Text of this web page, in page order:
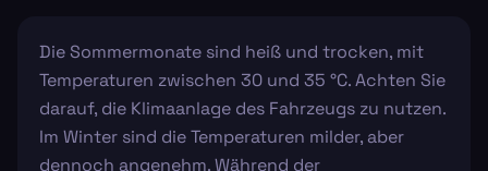
Die Sommermonate sind heiß und trocken, mit
Temperaturen zwischen 30 und 35 °C. Achten Sie
darauf, die Klimaanlage des Fahrzeugs zu nutzen.
Im Winter sind die Temperaturen milder, aber
dennoch angenehm. Während der